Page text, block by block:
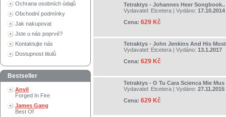
Ochrana osobních údajů
Obchodní podmínky
Jak nakupovat
Jste u nás poprvé?
Kontaktujte nás
Dostupnost titulů
Bestseller
Anvil
Forged In Fire
James Gang
Best Of
Tetraktys - Johannes Heer Songbook..
Vydavatel: Etcetera | Vydáno: 17.10.2014
Cena: 629 Kč
Tetraktys - John Jenkins And His Most
Vydavatel: Etcetera | Vydáno: 13.1.2017
Cena: 629 Kč
Tetraktys - O Tu Cara Scienca Mie Mus
Vydavatel: Etcetera | Vydáno: 27.11.2015
Cena: 629 Kč